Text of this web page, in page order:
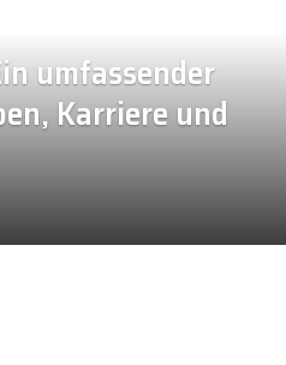
umfassender
Karriere und